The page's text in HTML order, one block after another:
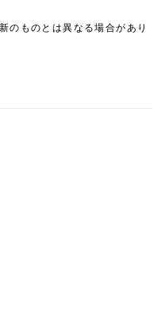
のものとは異なる場合があり